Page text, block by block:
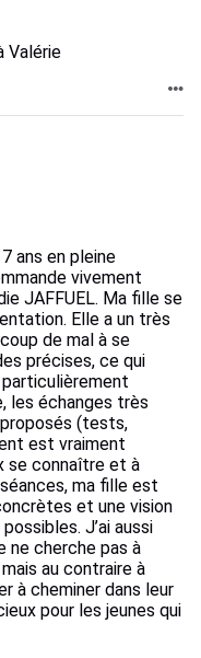
Valérie
ans en pleine
vivement
JAFFUEL. Ma fille se
Elle a un très
de mal à se
précises, ce qui
les échanges très
(tests,
est vraiment
se connaître et à
ma fille est
et une vision
J’ai aussi
ne cherche pas à
au contraire à
à cheminer dans leur
pour les jeunes qui